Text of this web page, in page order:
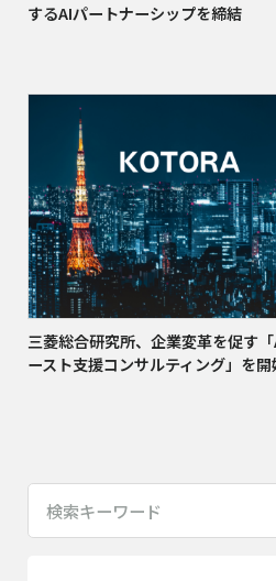
するAIパートナーシップを締結
三菱総合研究所、企業変革を促す
ースト支援コンサルティング」を開